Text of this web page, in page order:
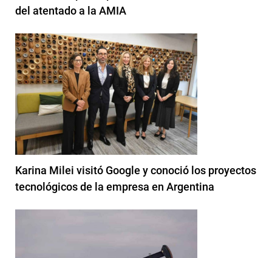
del atentado a la AMIA
Karina Milei visitó Google y conoció los proyectos
tecnológicos de la empresa en Argentina